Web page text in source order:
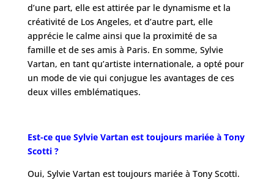
d’une part, elle est attirée par le dynamisme et la
créativité de Los Angeles, et d’autre part, elle
apprécie le calme ainsi que la proximité de sa
famille et de ses amis à Paris. En somme, Sylvie
Vartan, en tant qu’artiste internationale, a opté pour
un mode de vie qui conjugue les avantages de ces
deux villes emblématiques.
Est-ce que Sylvie Vartan est toujours mariée à Tony
Scotti ?
Oui, Sylvie Vartan est toujours mariée à Tony Scotti.